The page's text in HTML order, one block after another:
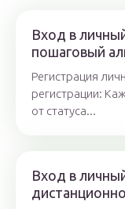
Вход в
пошаговый
Регистрация
регистрации:
от статуса...
Вход в